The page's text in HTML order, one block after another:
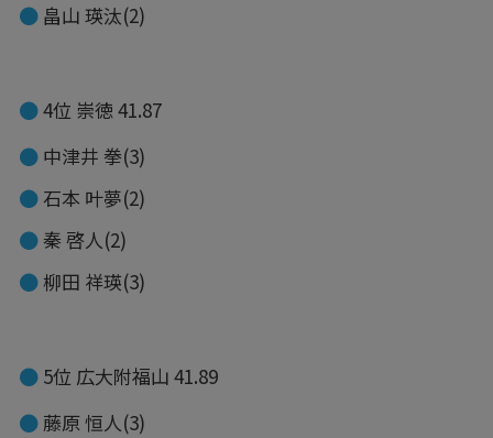
畠山 瑛汰(2)
4位 崇徳 41.87
中津井 拳(3)
石本 叶夢(2)
秦 啓人(2)
柳田 祥瑛(3)
5位 広大附福山 41.89
藤原 恒人(3)